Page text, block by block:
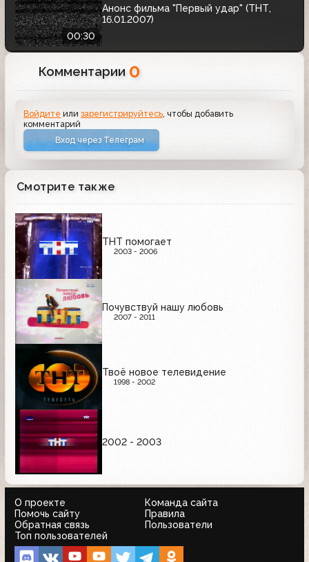
00:30
Анонс фильма "Первый удар" (ТНТ,
16.01.2007)
Комментарии 0
Войдите илизарегистрируйтесь , чтобы добавить
комментарий
Вход через Телеграм
Смотрите также
ТНТ помогает
2003 - 2006
Почувствуй нашу любовь
2007 - 2011
Твоё новое телевидение
1998 - 2002
2002 - 2003
О проекте
Команда сайта
Помочь сайту
Правила
Обратная связь
Пользователи
Топ пользователей